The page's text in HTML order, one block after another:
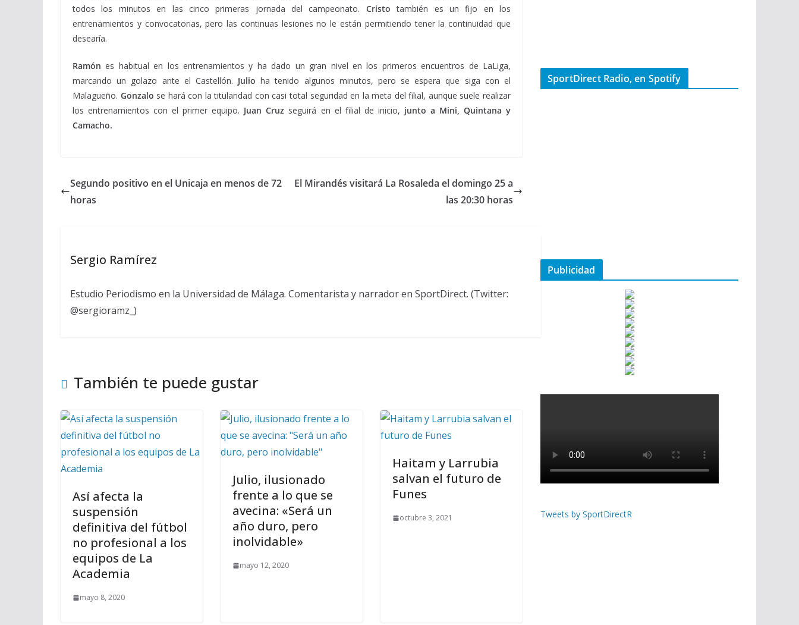
todos los minutos en las cinco primeras jornada del campeonato. Cristo también es un fijo en los
entrenamientos y convocatorias, pero las continuas lesiones no le están permitiendo tener la continuidad que
desearía.
Ramón es habitual en los entrenamientos y ha dado un gran nivel en los primeros encuentros de LaLiga,
marcando un golazo ante el Castellón. Julioha tenido algunos minutos, pero se espera que siga con el
Malagueño. Gonzalo se hará con la titularidad con casi total seguridad en la meta del filial, aunque suele realizar
los entrenamientos con el primer equipo. Juan Cruz seguirá en el filial de inicio, junto a Mini, Quintana y
Camacho.
Segundo positivo en el Unicaja en menos de 72
horas
El Mirandés visitará La Rosaleda el domingo 25 a
las 20:30 horas
Sergio Ramírez
Estudio Periodismo en la Universidad de Málaga. Comentarista y narrador en SportDirect. (Twitter:
@sergioramz_)
También te puede gustar
Así afecta la
suspensión
definitiva del fútbol
no profesional a los
equipos de La
Academia
mayo 8, 2020
Julio, ilusionado
frente a lo que se
avecina: «Será un
año duro, pero
inolvidable»
mayo 12, 2020
Haitam y Larrubia
salvan el futuro de
Funes
octubre 3, 2021
SportDirect Radio, en Spotify
Publicidad
Tweets by SportDirectR